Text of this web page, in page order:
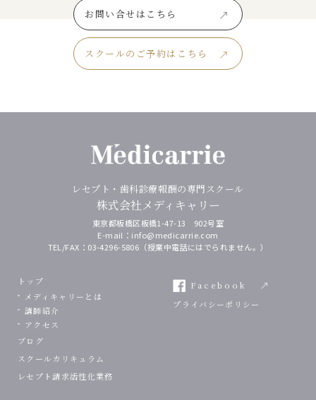
お問い合せはこちら
スクールのご予約はこちら
レセプト・⻭科診療報酬の専門スクール
株式会社メディキャリー
東京都板橋区板橋1-47-13 902号室
E-mail： info@medicarrie.com
TEL/FAX： 03-4296-5806 （授業中電話にはでられません。）
トップ
メディキャリーとは
講師紹介
アクセス
ブログ
スクールカリキュラム
レセプト請求活性化業務
Facebook
プライバシーポリシー